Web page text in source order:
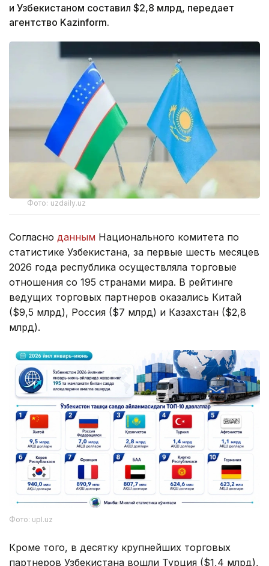
и Узбекистаном составил $2,8 млрд, передает
агентство Kazinform.
Фото: uzdaily.uz
Согласно данным Национального комитета по
статистике Узбекистана, за первые шесть месяцев
2026 года республика осуществляла торговые
отношения со 195 странами мира. В рейтинге
ведущих торговых партнеров оказались Китай
($9,5 млрд), Россия ($7 млрд) и Казахстан ($2,8
млрд).
Фото: upl.uz
Кроме того, в десятку крупнейших торговых
партнеров Узбекистана вошли Турция ($1,4 млрд),